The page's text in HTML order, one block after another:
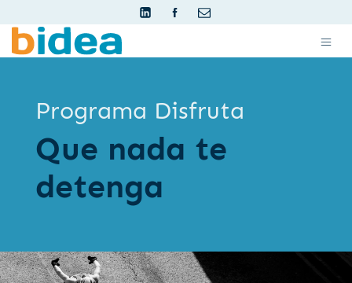
Programa Disfruta
Que nada te
detenga